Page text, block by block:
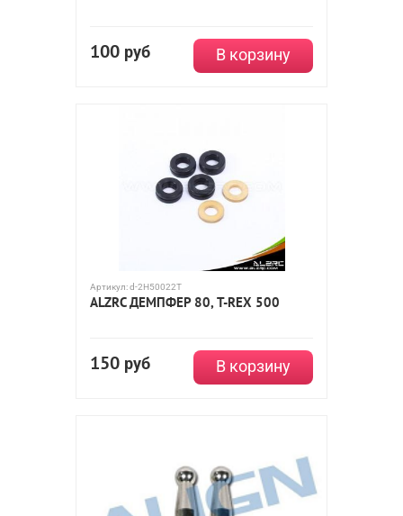
100 руб В корзину
Артикул:d-2H50022T
ALZRC ДЕМПФЕР 80, T-REX 500
150 руб В корзину